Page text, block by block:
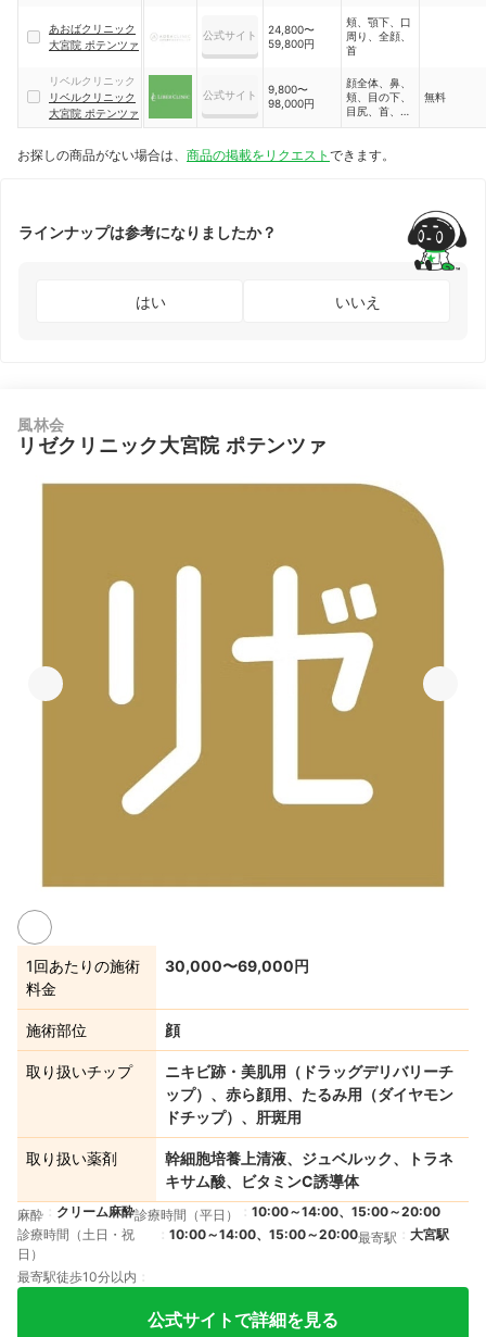
あおばクリニック
大宮院 ポテンツァ
公式サイト
24,800〜
59,800円
頬、顎下、口
周り、全顔、
首
リベルクリニック
リベルクリニック
大宮院 ポテンツァ
公式サイト
9,800〜
98,000円
顔全体、鼻、
頬、目の下、
目尻、首、顎
無料
お探しの商品がない場合は、 商品の掲載をリクエスト できます。
ラインナップは参考になりましたか？
はい いいえ
風林会
リゼクリニック大宮院 ポテンツァ
1回あたりの施術
料金
30,000〜69,000円
施術部位 顔
取り扱いチップ
ニキビ跡・美肌用（ドラッグデリバリーチ
ップ）、赤ら顔用、たるみ用（ダイヤモン
ドチップ）、肝斑用
取り扱い薬剤
幹細胞培養上清液、ジュベルック、トラネ
キサム酸、ビタミンC誘導体
麻酔 クリーム麻酔診療時間（平日）
10:00～14:00、15:00～20:00
診療時間（土日・祝
日）
10:00～14:00、15:00～20:00最寄駅 大宮駅
最寄駅徒歩10分以内
公式サイトで詳細を見る